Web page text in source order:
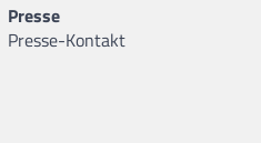
Presse
Presse-Kontakt